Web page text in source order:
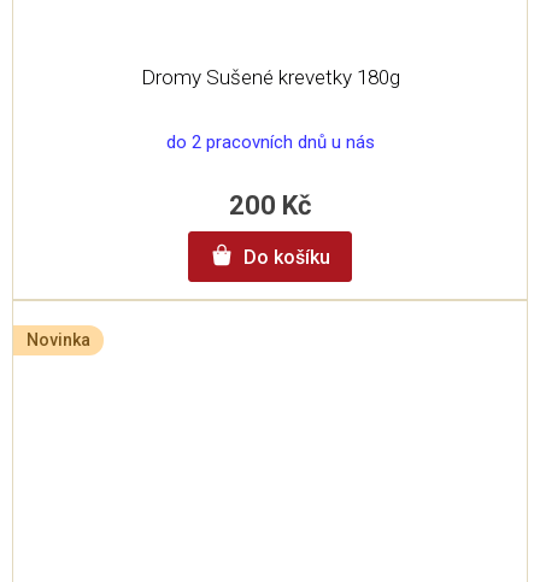
Dromy Sušené krevetky 180g
do 2 pracovních dnů u nás
200 Kč
Do košíku
Novinka